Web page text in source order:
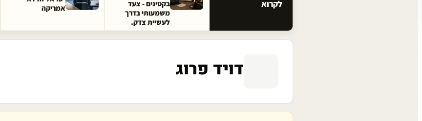
לקרוא
בקטינים - צעד
משמעותי בדרך
לעשיית צדק.
אמריקה
דויד פרוג